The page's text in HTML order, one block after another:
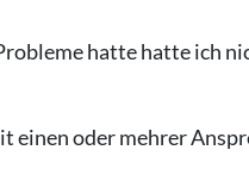
hatte hatte ich
einen oder mehrer